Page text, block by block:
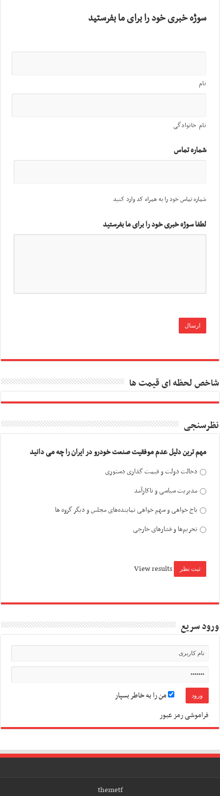
سوژه خبری خود را برای ما بفرستید
نام
نام خانوادگی
شماره تماس
شماره تماس خود را به همراه کد وارد کنید
لطفا سوژه خبری خود را برای ما بفرستید
شاخص لحظه ای قیمت ها
نظرسنجی
مهم ترین دلیل عدم موفقیت صنعت خودرو در ایران را چه می دانید
دخالت دولت و قیمت گذاری دستوری
مدیریت سیاسی و ناکارآمد
باج خواهی و سهم خواهی نماینده‌های مجلس و دیگر گروه ها
تحریم‌ها و فشارهای خارجی
View results
ورود سریع
من را به خاطر بسپار
فراموشی رمز عبور
themetf